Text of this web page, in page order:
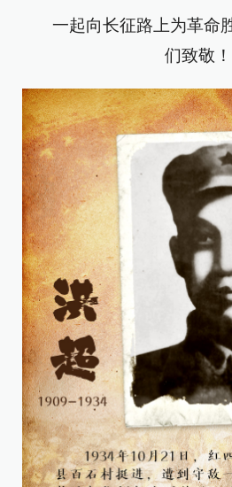
一起向长征路上为革命
们致敬！